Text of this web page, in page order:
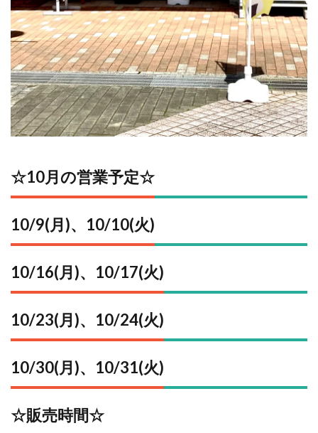
☆10月の営業予定☆
10/9(月)、10/10(火)
10/16(月)、10/17(火)
10/23(月)、10/24(火)
10/30(月)、10/31(火)
☆販売時間☆